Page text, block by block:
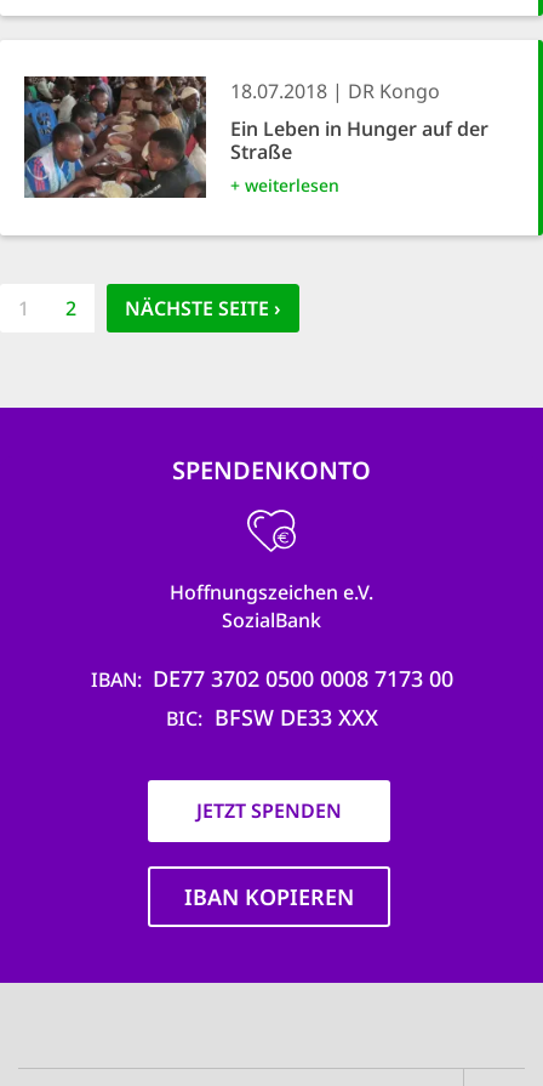
18.07.2018
DR Kongo
Ein Leben in Hunger auf der
Straße
+ weiterlesen
Seitennummerierung
AKTUELLE
1 PAGE
2 NÄCHSTE SEITE
NÄCHSTE SEITE ›
SPENDENKONTO
Hoffnungszeichen e.V.
SozialBank
IBAN DE77 3702 0500 0008 7173 00
BIC BFSW DE33 XXX
JETZT SPENDEN
IBAN KOPIEREN